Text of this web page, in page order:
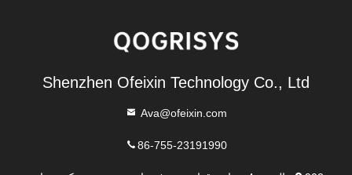
Shenzhen Ofeixin Technology Co., Ltd
Ava@ofeixin.com
86-755-23191990